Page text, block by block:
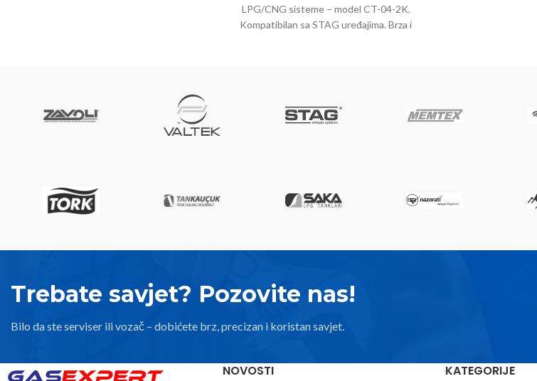
LPG/CNG sisteme – model CT-04-2K.
Kompatibilan sa STAG uređajima. Brza i
Trebate savjet? Pozovite nas!
Bilo da ste serviser ili vozač – dobićete brz, precizan i koristan savjet.
NOVOSTI KATEGORIJE